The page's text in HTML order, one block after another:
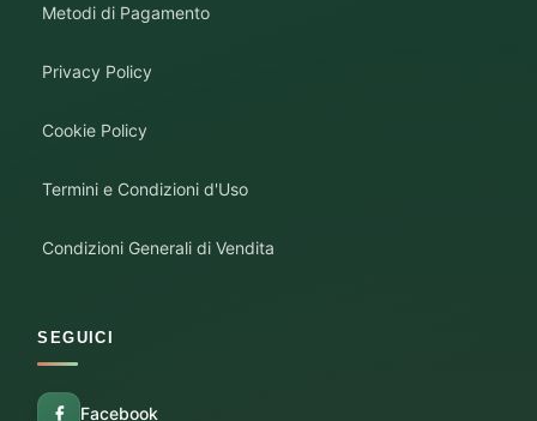
Metodi di Pagamento
Privacy Policy
Cookie Policy
Termini e Condizioni d'Uso
Condizioni Generali di Vendita
SEGUICI
Facebook